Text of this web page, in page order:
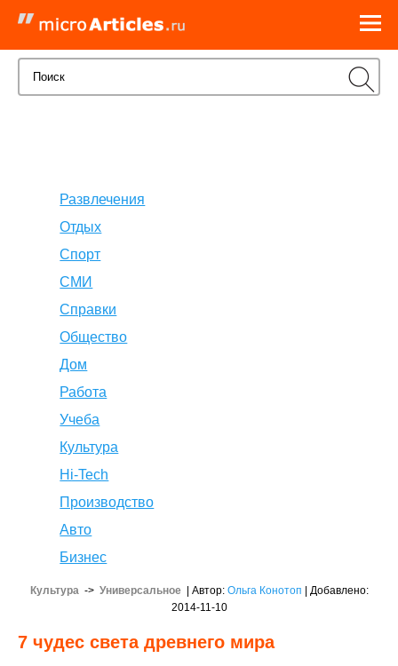
Развлечения
Отдых
Спорт
СМИ
Справки
Общество
Дом
Работа
Учеба
Культура
Hi-Tech
Производство
Авто
Бизнес
Культура-> Универсальное| Автор: Ольга Конотоп | Добавлено:
2014-11-10
7 чудес света древнего мира